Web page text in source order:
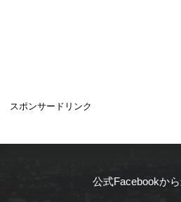
スポンサードリンク
公式Facebookか